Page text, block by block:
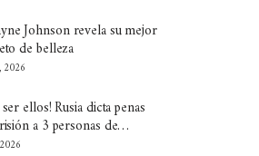
Johnson revela su mejor
de belleza
2026
ellos! Rusia dicta penas
a 3 personas de…